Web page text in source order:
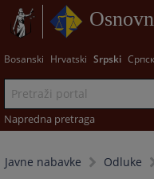
Bosanski Hrvatski Srpski
Napredna pretraga
Javne nabavke Odluke